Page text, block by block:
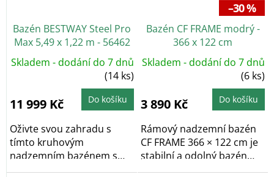
Bazén BESTWAY Steel Pro
Max 5,49 x 1,22 m - 56462
Skladem - dodání do 7 dnů
(14 ks)
11 999 Kč Do košíku
Oživte svou zahradu s
tímto kruhovým
nadzemním bazénem s
konstrukcí o rozměrech
–30 %
Bazén CF FRAME modrý -
366 x 122 cm
Skladem - dodání do 7 dnů
(6 ks)
3 890 Kč Do košíku
Rámový nadzemní bazén
CF FRAME 366 × 122 cm je
stabilní a odolný bazén
vhodný pro...